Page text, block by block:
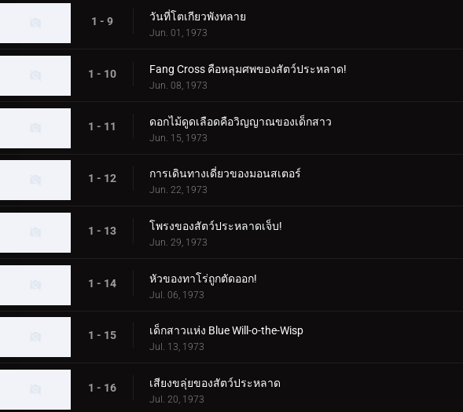
1 - 9 วันที่โตเกียวพังทลาย
Jun. 01, 1973
1 - 10 Fang Cross คือหลุมศพของสัตว์ประหลาด!
Jun. 08, 1973
1 - 11 ดอกไม้ดูดเลือดคือวิญญาณของเด็กสาว
Jun. 15, 1973
1 - 12 การเดินทางเดี่ยวของมอนสเตอร์
Jun. 22, 1973
1 - 13 โพรงของสัตว์ประหลาดเจ็บ!
Jun. 29, 1973
1 - 14 หัวของทาโร่ถูกตัดออก!
Jul. 06, 1973
1 - 15 เด็กสาวแห่ง Blue Will-o-the-Wisp
Jul. 13, 1973
1 - 16 เสียงขลุ่ยของสัตว์ประหลาด
Jul. 20, 1973